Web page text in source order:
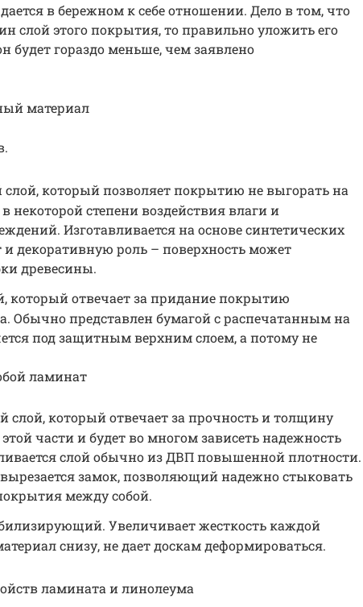
в бережном к себе отношении. Дело в том, что
слой этого покрытия, то правильно уложить его
будет гораздо меньше, чем заявлено
материал
который позволяет покрытию не выгорать на
некоторой степени воздействия влаги и
Изготавливается на основе синтетических
и декоративную роль – поверхность может
древесины.
который отвечает за придание покрытию
Обычно представлен бумагой с распечатанным на
под защитным верхним слоем, а потому не
ламинат
слой, который отвечает за прочность и толщину
части и будет во многом зависеть надежность
слой обычно из ДВП повышенной плотности.
замок, позволяющий надежно стыковать
между собой.
Увеличивает жесткость каждой
снизу, не дает доскам деформироваться.
ламината и линолеума